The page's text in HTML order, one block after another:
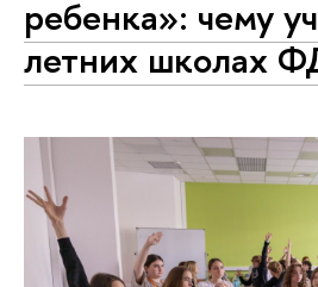
ребенка»: чему
летних школах